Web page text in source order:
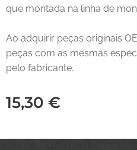
que montada na linha de
Ao adquirir peças originais
peças com as mesmas
pelo fabricante.
15,30 €